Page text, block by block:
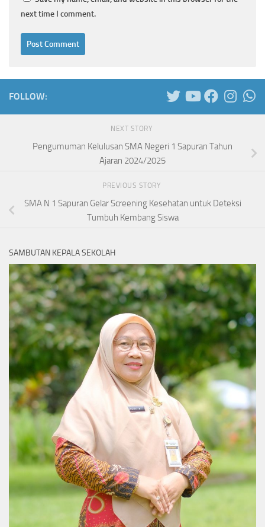
next time I comment.
FOLLOW:
NEXT STORY
Pengumuman Kelulusan SMA Negeri 1 Sapuran Tahun
Ajaran 2024/2025
PREVIOUS STORY
SMA N 1 Sapuran Gelar Screening Kesehatan untuk Deteksi
Tumbuh Kembang Siswa
SAMBUTAN KEPALA SEKOLAH